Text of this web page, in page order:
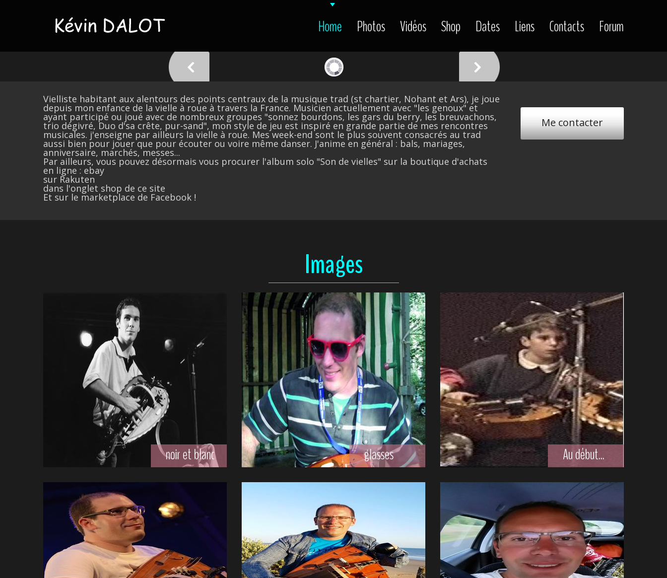
Home Photos Vidéos Shop Dates Liens Contacts Forum
Vielliste habitant aux alentours des points centraux de la musique trad (st chartier, Nohant et Ars), je joue
depuis mon enfance de la vielle à roue à travers la France. Musicien actuellement avec "les genoux" et
ayant participé ou joué avec de nombreux groupes "sonnez bourdons, les gars du berry, les breuvachons,
trio dégivré, Duo d'sa crête, pur-sand", mon style de jeu est inspiré en grande partie de mes rencontres
musicales. j'enseigne par ailleurs la vielle à roue. Mes week-end sont le plus souvent consacrés au trad
aussi bien pour jouer que pour écouter ou voire même danser. J'anime en général : bals, mariages,
anniversaire, marchés, messes...
Par ailleurs, vous pouvez désormais vous procurer l'album solo "Son de vielles" sur la boutique d'achats
en ligne : ebay
sur Rakuten
dans l'onglet shop de ce site
Et sur le marketplace de Facebook !
Me contacter
Images
noir et blanc glasses Au début...